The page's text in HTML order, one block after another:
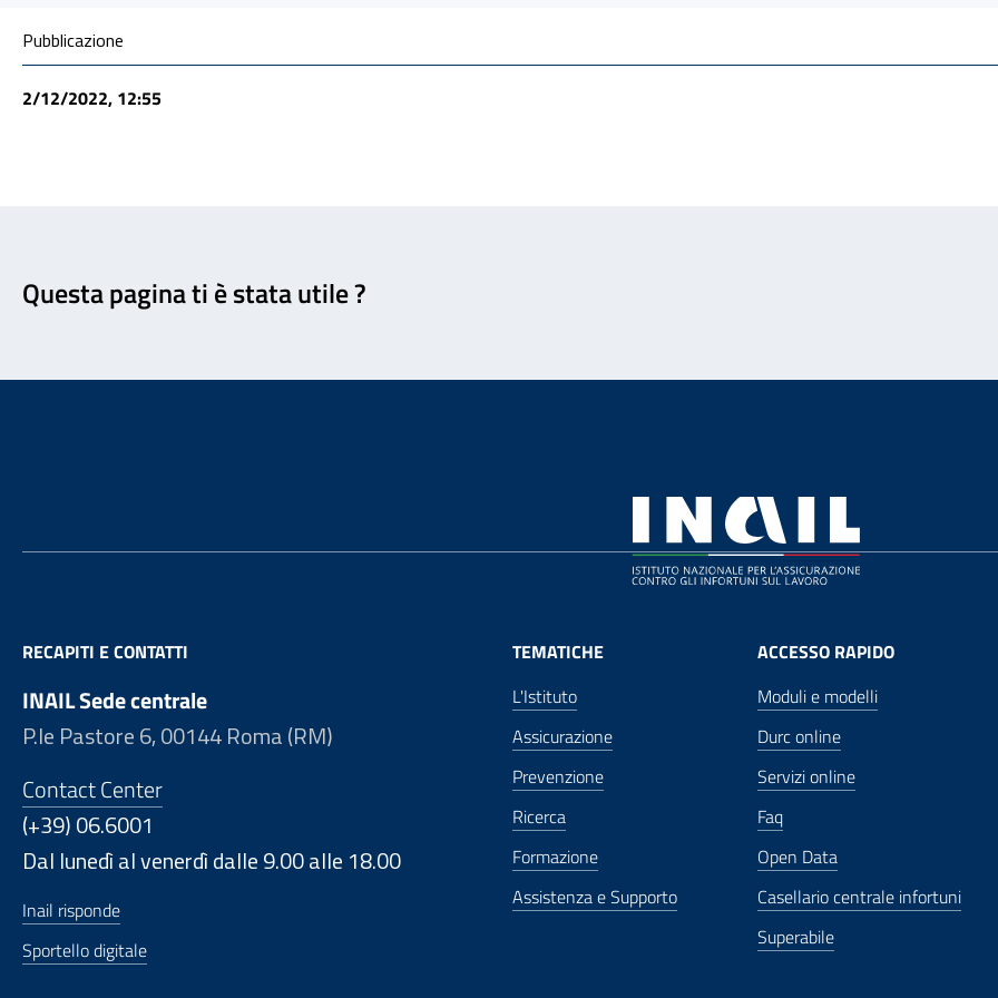
Condivisione social
Pubblicazione
2/12/2022, 12:55
Questa pagina ti è stata utile ?
RECAPITI E CONTATTI
INAIL Sede centrale
P.le Pastore 6, 00144 Roma (RM)
Contact Center
(+39) 06.6001
Dal lunedì al venerdì dalle 9.00 alle 18.00
Inail risponde
Sportello digitale
TEMATICHE
L'Istituto
Assicurazione
Prevenzione
Ricerca
Formazione
Assistenza e Supporto
ACCESSO RAPIDO
Moduli e modelli
Durc online
Servizi online
Faq
Open Data
Casellario centrale infortuni
Superabile